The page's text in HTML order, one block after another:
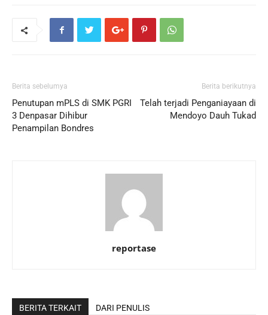
Berita sebelumya
Penutupan mPLS di SMK PGRI
3 Denpasar Dihibur
Penampilan Bondres
Berita berikutnya
Telah terjadi Penganiayaan di
Mendoyo Dauh Tukad
reportase
BERITA TERKAIT DARI PENULIS